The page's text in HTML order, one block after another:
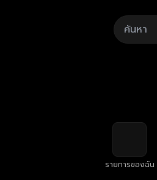
รายการของฉัน